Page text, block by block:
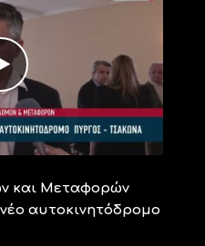
και Μεταφορών
αυτοκινητόδρομο